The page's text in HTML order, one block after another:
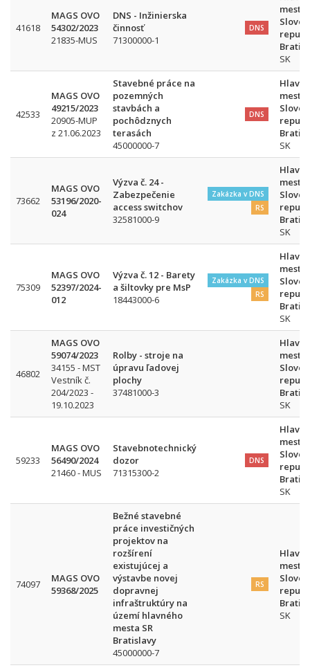
41618
MAGS OVO
54302/2023
21835-MUS
DNS - Inžinierska
činnosť
71300000-1
DNS
mesto
SK
42533
MAGS OVO
49215/2023
20905-MUP
z 21.06.2023
Stavebné práce na
pozemných
stavbách a
pochôdznych
terasách
45000000-7
DNS
Hlavné
mesto
SK
73662
MAGS OVO
53196/2020-
024
Výzva č. 24 -
Zabezpečenie
access switchov
32581000-9
Zakázka v DNS
RS
Hlavné
mesto
SK
75309
MAGS OVO
52397/2024-
012
Výzva č. 12 - Barety
a šiltovky pre MsP
18443000-6
Zakázka v DNS
RS
Hlavné
mesto
SK
46802
MAGS OVO
59074/2023
34155 - MST
Vestník č.
204/2023 -
19.10.2023
Rolby - stroje na
úpravu ľadovej
plochy
37481000-3
Hlavné
mesto
SK
59233
MAGS OVO
56490/2024
21460 - MUS
Stavebnotechnický
dozor
71315300-2
DNS
Hlavné
mesto
SK
74097
MAGS OVO
59368/2025
Bežné stavebné
práce investičných
projektov na
rozšírení
existujúcej a
výstavbe novej
dopravnej
infraštruktúry na
území hlavného
mesta SR
Bratislavy
45000000-7
RS
Hlavné
mesto
SK